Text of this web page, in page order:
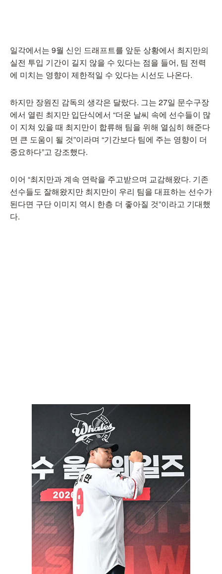
일각에서는 9월 신인 드래프트를 앞둔 상황에서 최지만의
실전 투입 기간이 길지 않을 수 있다는 점을 들어, 팀 전력
에 미치는 영향이 제한적일 수 있다는 시선도 나온다.
하지만 장원진 감독의 생각은 달랐다. 그는 27일 문수구장
에서 열린 최지만 입단식에서 “더운 날씨 속에 선수들이 많
이 지쳐 있을 때 최지만이 합류해 팀을 위해 열심히 해준다
면 큰 도움이 될 것”이라며 “기간보다 팀에 주는 영향이 더
중요하다”고 강조했다.
이어 “최지만과 계속 연락을 주고받으며 교감해왔다. 기존
선수들도 잘해왔지만 최지만이 우리 팀을 대표하는 선수가
된다면 구단 이미지 역시 한층 더 좋아질 것”이라고 기대했
다.